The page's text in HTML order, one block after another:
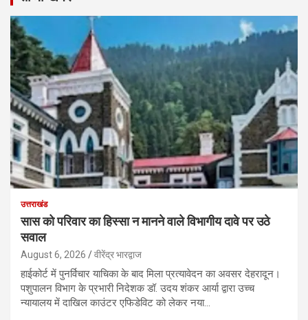
उत्तराखंड
सास को परिवार का हिस्सा न मानने वाले विभागीय दावे पर उठे
सवाल
August 6, 2026 वीरेंद्र भारद्वाज
हाईकोर्ट में पुनर्विचार याचिका के बाद मिला प्रत्यावेदन का अवसर देहरादून।
पशुपालन विभाग के प्रभारी निदेशक डॉ. उदय शंकर आर्या द्वारा उच्च
न्यायालय में दाखिल काउंटर एफिडेविट को लेकर नया…